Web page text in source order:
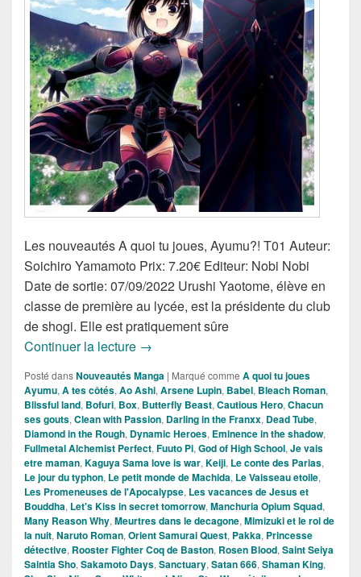
Les nouveautés A quoi tu joues, Ayumu?! T01 Auteur:
Soichiro Yamamoto Prix: 7.20€ Editeur: Nobi Nobi
Date de sortie: 07/09/2022 Urushi Yaotome, élève en
classe de première au lycée, est la présidente du club
de shogi. Elle est pratiquement sûre
Continuer la lecture Nouveautés Mangas de la Semaine
→
Posté dansNouveautés Manga | Marqué comme A quoi tu joues
Ayumu, A tes côtés, Ao Ashi, Arsene Lupin, Babel, Bleach Roman,
Blissful land, Bofuri, Box, Butterfly Beast, Cautious Hero, Chacun
ses gouts, Clean with Passion, Darling in the Franxx, Dead Tube,
Diamond in the Rough, Dynamic Heroes, Eminence in the shadow,
Fullmetal Alchemist Perfect, Fuuto Pi, God of High School, Je vais
etre maman, Kaguya Sama love is war, Keiji, Le conte des Parias,
Le jour du typhon, Le petit monde de Machida, Le Vaisseau etoile,
Les Promeneuses de l'Apocalypse, Les vacances de Jesus et
Bouddha, Let's Kiss in secret tomorrow, Manchuria Opium Squad,
Many Reason Why, Meurtres dans le decagone, Mimizuki et le roi de
la nuit, Naruto Roman, Orient Samurai Quest, Pakka, Princesse
détective, Rooster Fighter Coq de Baston, Rosen Blood, Saint Seiya
Saintia Sho, Sakamoto Days, Sanctuary, Satan 666, Shaman King,